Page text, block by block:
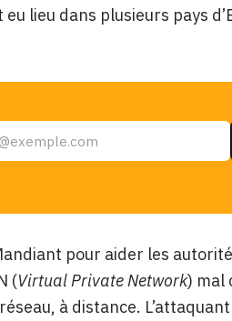
lieu dans plusieurs pays
pour aider les
(Virtual Private Network) mal
à distance. L’attaquant